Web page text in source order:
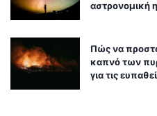
αστρονομική
Πώς να
καπνό των
για τις